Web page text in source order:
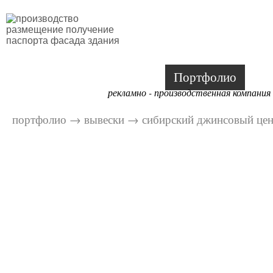
рекламно - производственная компания
Портфолио
портфолио → вывески → сибирский джинсовый